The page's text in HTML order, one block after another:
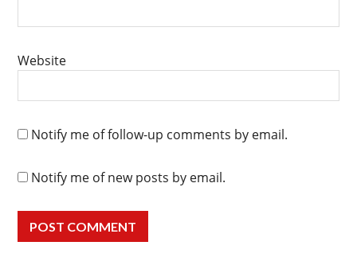
Website
Notify me of follow-up comments by email.
Notify me of new posts by email.